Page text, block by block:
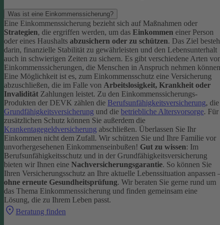
Was ist eine Einkommenssicherung?
Eine Einkommenssicherung bezieht sich auf Maßnahmen oder
Strategien, die ergriffen werden, um das Einkommen einer Person
oder eines Haushalts abzusichern oder zu schützen. Das Ziel
darin, finanzielle Stabilität zu gewährleisten und den Lebensunterhalt
auch in schwierigen Zeiten zu sichern. Es gibt verschiedene Arten
Einkommenssicherungen, die Menschen in Anspruch nehmen
Eine Möglichkeit ist es, zum Einkommensschutz eine Versicherung
abzuschließen, die im Falle von Arbeitslosigkeit, Krankheit oder
Invalidität Zahlungen leistet. Zu den Einkommenssicherungs-
Produkten der DEVK zählen die Berufsunfähigkeitsversicherung, die
Grundfähigkeitsversicherung und die betriebliche Altersvorsorge. Für
zusätzlichen Schutz können Sie außerdem die
Krankentagegeldversicherung abschließen. Überlassen Sie Ihr
Einkommen nicht dem Zufall. Wir schützen Sie und Ihre Familie vor
unvorhergesehenen Einkommenseinbußen! Gut zu wissen: Im
Berufsunfähigkeitsschutz und in der Grundfähigkeitsversicherung
bieten wir Ihnen eine Nachversicherungsgarantie. So können Sie
Ihren Versicherungsschutz an Ihre aktuelle Lebenssituation anpassen
ohne erneute Gesundheitsprüfung. Wir beraten Sie gerne rund um
das Thema Einkommenssicherung und finden gemeinsam eine
Lösung, die zu Ihrem Leben passt.
Beratung finden